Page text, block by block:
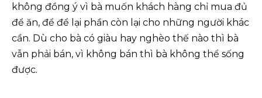
không đồng ý vì bà muốn khách hàng chỉ mua đủ
để ăn, để để lại phần còn lại cho những người khác
cần. Dù cho bà có giàu hay nghèo thế nào thì bà
vẫn phải bán, vì không bán thì bà không thể sống
được.